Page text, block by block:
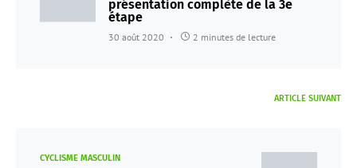
présentation complète de la 3e
étape
30 août 2020 2 minutes de lecture
ARTICLE SUIVANT
CYCLISME MASCULIN